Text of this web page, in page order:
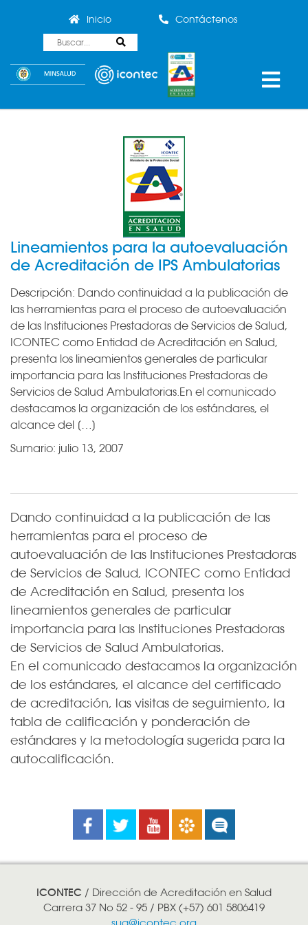
Inicio Contáctenos
Lineamientos para la autoevaluación
de Acreditación de IPS Ambulatorias
Descripción: Dando continuidad a la publicación de
las herramientas para el proceso de autoevaluación
de las Instituciones Prestadoras de Servicios de Salud,
ICONTEC como Entidad de Acreditación en Salud,
presenta los lineamientos generales de particular
importancia para las Instituciones Prestadoras de
Servicios de Salud Ambulatorias.En el comunicado
destacamos la organización de los estándares, el
alcance del […]
Sumario: julio 13, 2007
Dando continuidad a la publicación de las
herramientas para el proceso de
autoevaluación de las Instituciones Prestadoras
de Servicios de Salud, ICONTEC como Entidad
de Acreditación en Salud, presenta los
lineamientos generales de particular
importancia para las Instituciones Prestadoras
de Servicios de Salud Ambulatorias.
En el comunicado destacamos la organización
de los estándares, el alcance del certificado
de acreditación, las visitas de seguimiento, la
tabla de calificación y ponderación de
estándares y la metodología sugerida para la
autocalificación.​​
Facebook
Twitter YoutubeBoletines
ICONTEC / Dirección de Acreditación en Salud
Carrera 37 No 52 - 95 / PBX (+57) 601 5806419